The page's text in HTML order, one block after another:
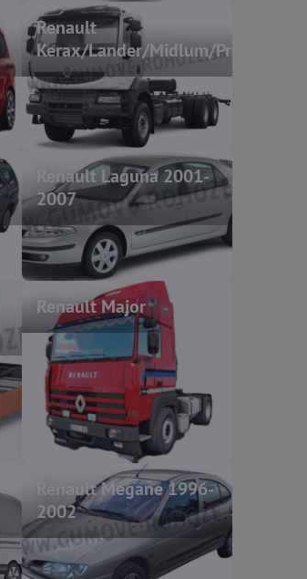
Renault
Kerax/Lander/Midlum/Premium
Renault Laguna 2001-
2007
Renault Major
Renault Megane 1996-
2002